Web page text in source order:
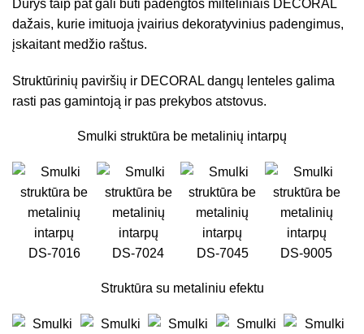
Durys taip pat gali būti padengtos milteliniais DECORAL
dažais, kurie imituoja įvairius dekoratyvinius padengimus,
įskaitant medžio raštus.
Struktūrinių paviršių ir DECORAL dangų lenteles galima
rasti pas gamintoją ir pas prekybos atstovus.
Smulki struktūra be metalinių intarpų
DS-7016 DS-7024 DS-7045 DS-9005
Struktūra su metaliniu efektu